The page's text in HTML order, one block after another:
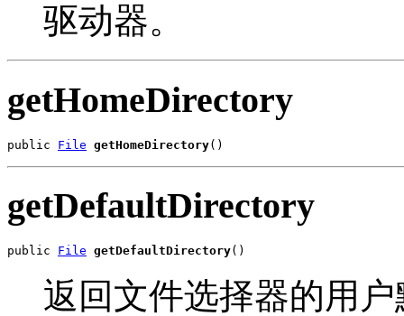
驱动器。
getHomeDirectory
public File getHomeDirectory()
getDefaultDirectory
public File getDefaultDirectory()
返回文件选择器的用